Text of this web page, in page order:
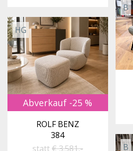
B
HG
Abverkauf -25 %
ROLF BENZ
384
statt€ 3.581,-
B